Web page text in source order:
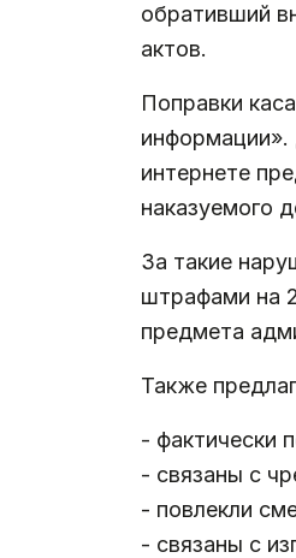
обративший
актов.
Поправки
интернете
наказуемого
За такие
штрафами на
предмета
Также
- фактически
- связаны с
- повлекли
- связаны с